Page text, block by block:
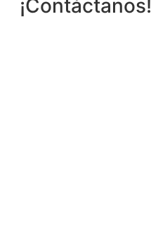
¡Contáctanos!